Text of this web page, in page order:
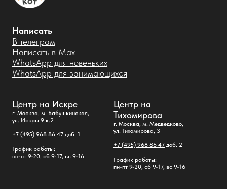
Написать
В телеграм
Написать в Max
WhatsApp для новеньких
WhatsApp для занимающихся
Центр на Искре
г. Москва, м. Бабушкинская,
ул. Искры 9 к.2
+7 (495) 968 86 47 доб. 1
График работы:
пн-пт 9-20, сб 9-17, вс 9-16
Центр на
Тихомирова
г. Москва, м. Медведково,
ул. Тихомирова, 3
+7 (495) 968 86 47 доб. 2
График работы:
пн-пт 9-20, сб 9-17, вс 9-16